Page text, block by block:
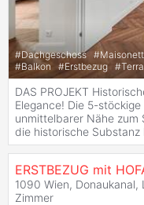
#Dachgeschoss #
#Balkon #Erstbezug #
DAS PROJEKT
Elegance! Die 5-
unmittelbarer Nähe
die historische
1090 Wien,
Zimmer